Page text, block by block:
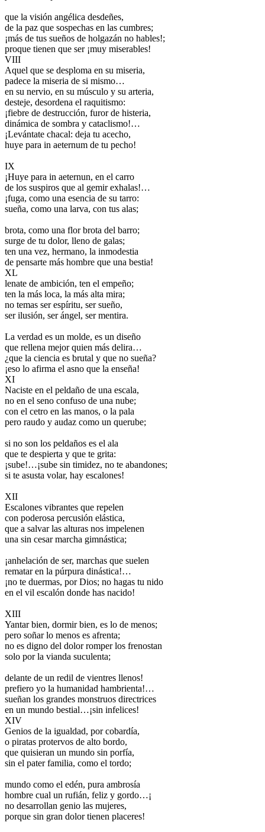
que la visión angélica desdeñes,
de la paz que sospechas en las cumbres;
¡más de tus sueños de holgazán no hables!;
proque tienen que ser ¡muy miserables!
VIII
Aquel que se desploma en su miseria,
padece la miseria de si mismo…
en su nervio, en su músculo y su arteria,
desteje, desordena el raquitismo:
¡fiebre de destrucción, furor de histeria,
dinámica de sombra y cataclismo!…
¡Levántate chacal: deja tu acecho,
huye para in aeternum de tu pecho!
IX
¡Huye para in aeternun, en el carro
de los suspiros que al gemir exhalas!…
¡fuga, como una esencia de su tarro:
sueña, como una larva, con tus alas;
brota, como una flor brota del barro;
surge de tu dolor, lleno de galas;
ten una vez, hermano, la inmodestia
de pensarte más hombre que una bestia!
XL
lenate de ambición, ten el empeño;
ten la más loca, la más alta mira;
no temas ser espíritu, ser sueño,
ser ilusión, ser ángel, ser mentira.
La verdad es un molde, es un diseño
que rellena mejor quien más delira…
¿que la ciencia es brutal y que no sueña?
¡eso lo afirma el asno que la enseña!
XI
Naciste en el peldaño de una escala,
no en el seno confuso de una nube;
con el cetro en las manos, o la pala
pero raudo y audaz como un querube;
si no son los peldaños es el ala
que te despierta y que te grita:
¡sube!…¡sube sin timidez, no te abandones;
si te asusta volar, hay escalones!
XII
Escalones vibrantes que repelen
con poderosa percusión elástica,
que a salvar las alturas nos impelenen
una sin cesar marcha gimnástica;
¡anhelación de ser, marchas que suelen
rematar en la púrpura dinástica!…
¡no te duermas, por Dios; no hagas tu nido
en el vil escalón donde has nacido!
XIII
Yantar bien, dormir bien, es lo de menos;
pero soñar lo menos es afrenta;
no es digno del dolor romper los frenostan
solo por la vianda suculenta;
delante de un redil de vientres llenos!
prefiero yo la humanidad hambrienta!…
sueñan los grandes monstruos directrices
en un mundo bestial…¡sin infelices!
XIV
Genios de la igualdad, por cobardía,
o piratas protervos de alto bordo,
que quisieran un mundo sin porfía,
sin el pater familia, como el tordo;
mundo como el edén, pura ambrosía
hombre cual un rufián, feliz y gordo…¡
no desarrollan genio las mujeres,
porque sin gran dolor tienen placeres!